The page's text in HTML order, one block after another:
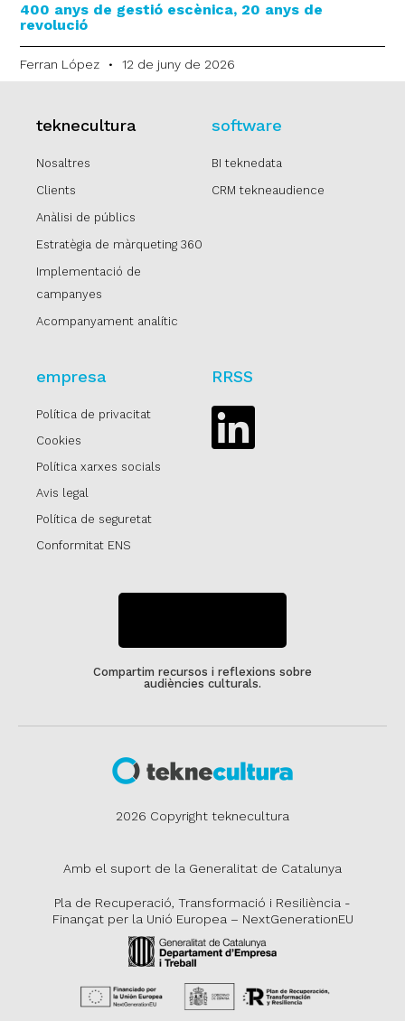
400 anys de gestió escènica, 20 anys de
revolució
Ferran López 12 de juny de 2026
teknecultura
Nosaltres
Clients
Anàlisi de públics
Estratègia de màrqueting 360
Implementació de
campanyes
Acompanyament analític
software
BI teknedata
CRM tekneaudience
empresa
Política de privacitat
Cookies
Política xarxes socials
Avis legal
Política de seguretat
Conformitat ENS
RRSS
Compartim recursos i reflexions sobre
audiències culturals.
2026 Copyright teknecultura
Amb el suport de la Generalitat de Catalunya
Pla de Recuperació, Transformació i Resiliència -
Finançat per la Unió Europea – NextGenerationEU